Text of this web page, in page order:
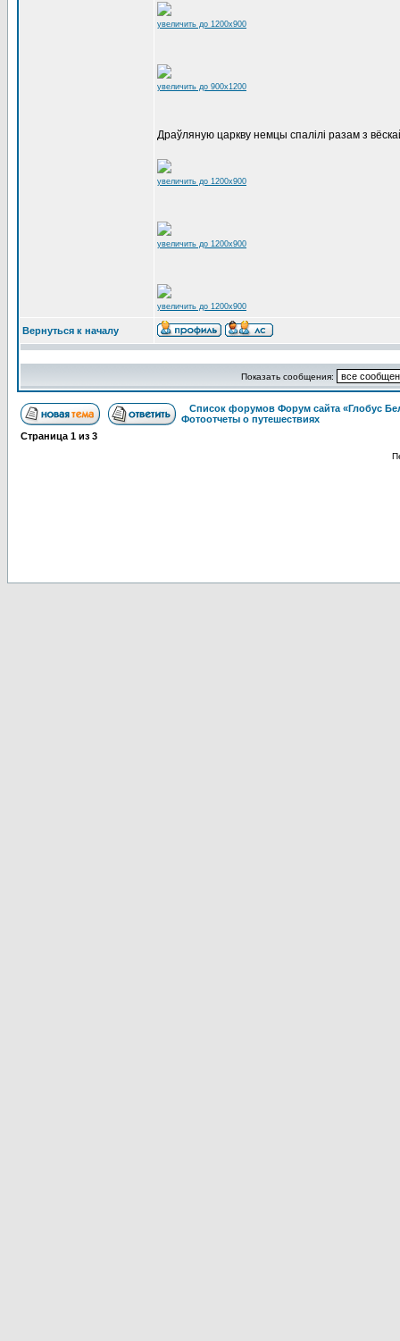
увеличить до 1200x900
увеличить до 900x1200
Драўляную царкву немцы спалілі разам з
увеличить до 1200x900
увеличить до 1200x900
увеличить до 1200x900
Вернуться к началу
Показать сообщения:
Список форумов Форум сайта «Глобус
Фотоотчеты о путешествиях
Страница 1 из 3